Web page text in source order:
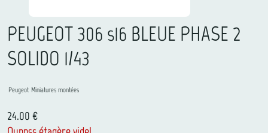
PEUGEOT 306 s16 BLEUE PHASE 2
SOLIDO 1/43
Peugeot Miniatures montées
24.00 €